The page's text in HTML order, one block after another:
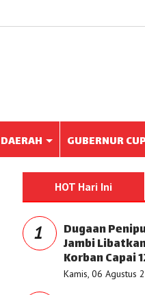
DAERAH GUBERNUR
HOT Hari Ini
1 Dugaan
Jambi
Korban Capai
Kamis, 06 Agustus